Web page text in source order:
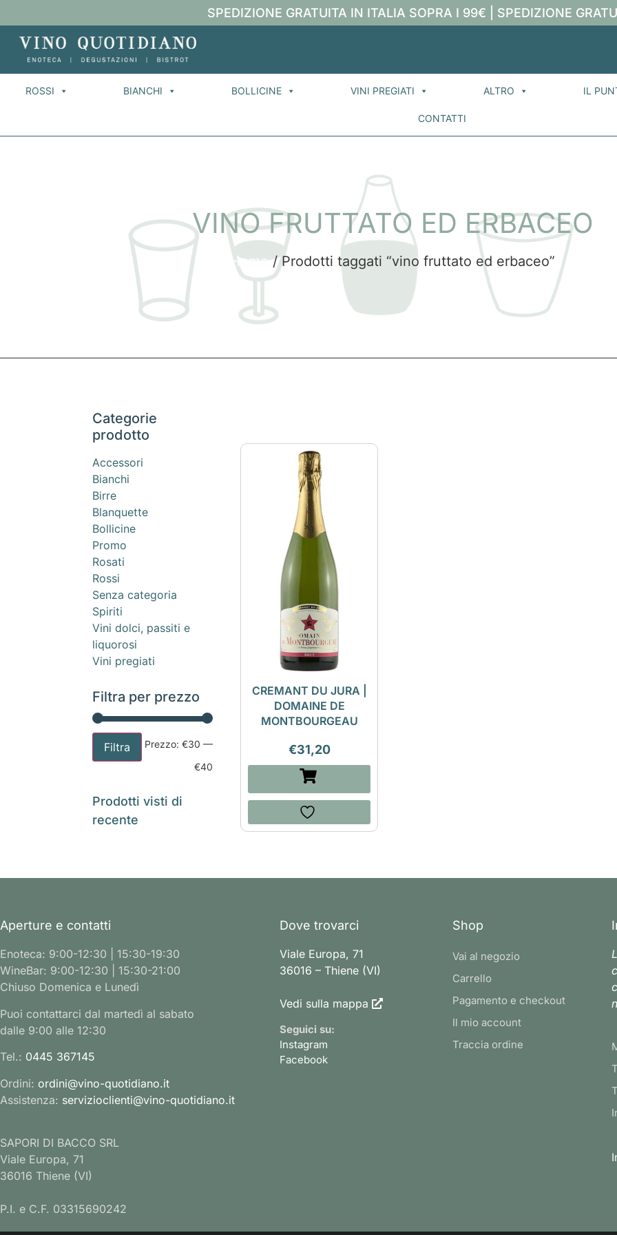
SPEDIZIONE GRATUITA IN ITALIA SOPRA I 99€ | SPEDIZIONE
ROSSI BIANCHI BOLLICINE VINI PREGIATI ALTRO IL
CONTATTI
VINO FRUTTATO ED ERBACEO
Home/ Prodotti taggati “vino fruttato ed erbaceo”
Categorie
prodotto
Accessori
Bianchi
Birre
Blanquette
Bollicine
Promo
Rosati
Rossi
Senza categoria
Spiriti
Vini dolci, passiti e
liquorosi
Vini pregiati
Filtra per prezzo
Filtra Prezzo:€30 —
€40
Prodotti visti di
recente
CREMANT DU JURA |
DOMAINE DE
MONTBOURGEAU
€31,20
Aperture e contatti
Enoteca: 9:00-12:30 | 15:30-19:30
WineBar: 9:00-12:30 | 15:30-21:00
Chiuso Domenica e Lunedì
Puoi contattarci dal martedì al sabato
dalle 9:00 alle 12:30
Tel.: 0445 367145
Ordini: ordini@vino-quotidiano.it
Assistenza: servizioclienti@vino-quotidiano.it
SAPORI DI BACCO SRL
Viale Europa, 71
36016 Thiene (VI)
P.I. e C.F. 03315690242
Dove trovarci
Viale Europa, 71
36016 – Thiene (VI)
Vedi sulla mappa
Seguici su:
Instagram
Facebook
Shop
Vai al negozio
Carrello
Pagamento e checkout
Il mio account
Traccia ordine